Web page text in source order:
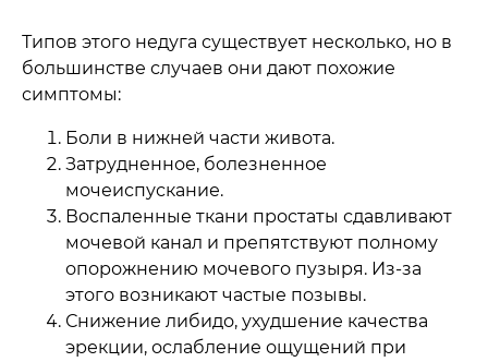
Типов этого недуга существует несколько, но в
большинстве случаев они дают похожие
симптомы:
Боли в нижней части живота.
Затрудненное, болезненное
мочеиспускание.
Воспаленные ткани простаты сдавливают
мочевой канал и препятствуют полному
опорожнению мочевого пузыря. Из-за
этого возникают частые позывы.
Снижение либидо, ухудшение качества
эрекции, ослабление ощущений при